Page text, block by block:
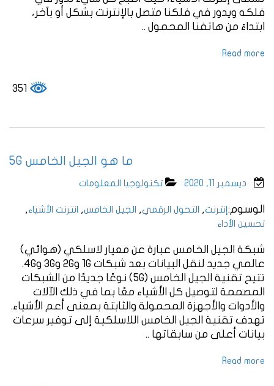
فلكه ويدور في فلكنا متصل بالإنترنت بشكل أو بآخر،
ابتداءً من هاتفنا المحمول ..
Read more
ما هو الجيل الخامس 5G
ديسمبر 11, 2020 تكنولوجيا المعلومات
الوسوم: إنترنت, التحول الرقمي, الجيل الخامس, انترنت الأشياء,
تحسين الأداء
شبكة الجيل الخامس عبارة عن معيار لاسلكي (هوائي)
عالمي جديد لنقل البيانات بعد شبكات 1G و2G و3G و4G.
تتيح تقنية الجيل الخامس (5G) نوعًا جديدًا من الشبكات
المصممة لتوصيل كل الأشياء معًا بما في ذلك الآلات
والأدوات والأجهزة المحمولة والثابتة بمعنى أعم الأشياء.
تهدف تقنية الجيل الخامس اللاسلكية إلى توفير سرعات
بيانات أعلى من سابقاتها ..
Read more